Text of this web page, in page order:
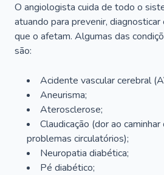
O angiologista cuida de todo o
atuando para prevenir,
que o afetam. Algumas das
são:
Acidente vascular cerebral
Aneurisma;
Aterosclerose;
Claudicação (dor ao
problemas circulatórios);
Neuropatia diabética;
Pé diabético;